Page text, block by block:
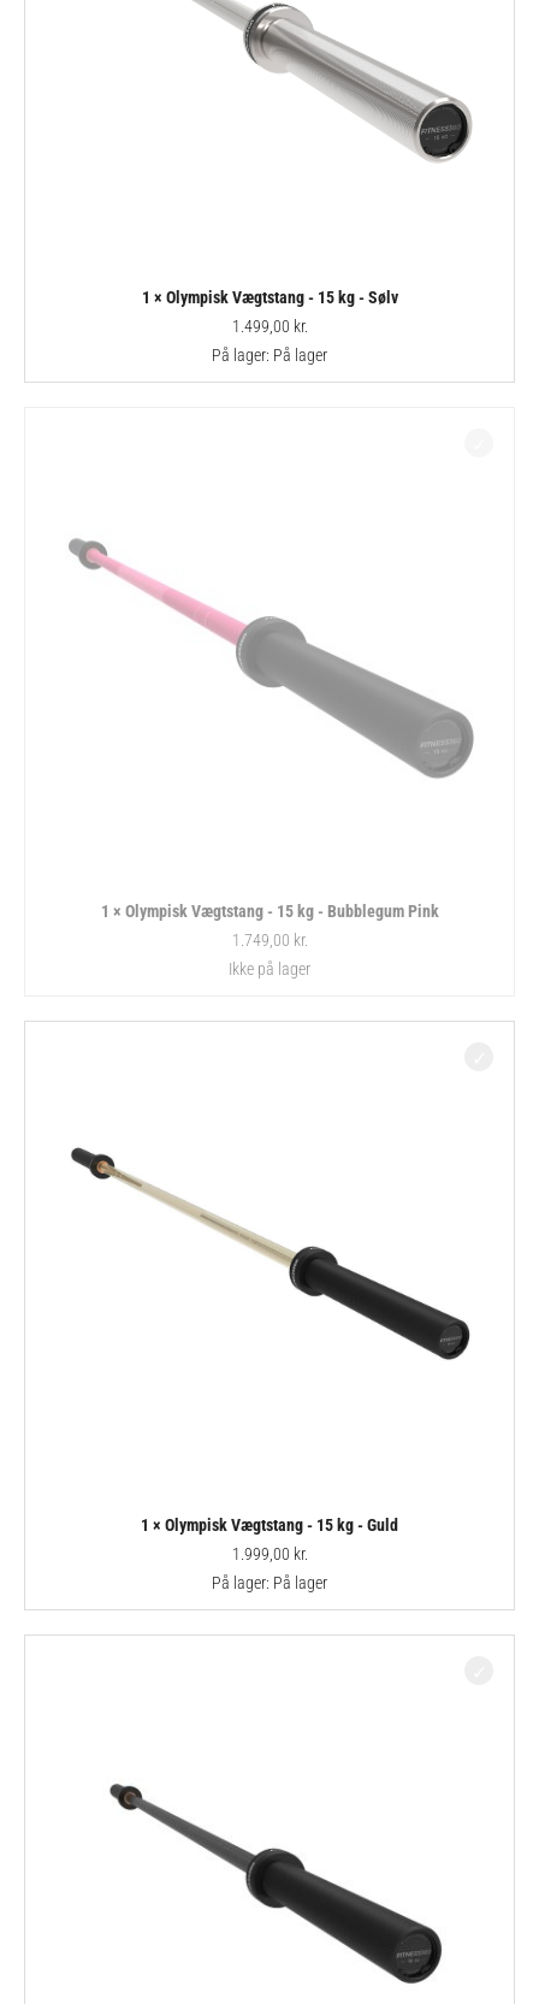
1 × Olympisk Vægtstang - 15 kg - Sølv
1.499,00 kr.
På lager: På lager
1 × Olympisk Vægtstang - 15 kg - Bubblegum Pink
1.749,00 kr.
Ikke på lager
1 × Olympisk Vægtstang - 15 kg - Guld
1.999,00 kr.
På lager: På lager